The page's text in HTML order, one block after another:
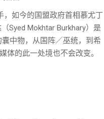
，如今的国盟政府首相慕尤丁
Syed Mokhtar Burkhary）是
中物，从国阵／巫统，到希
的此一处境也不会改变。